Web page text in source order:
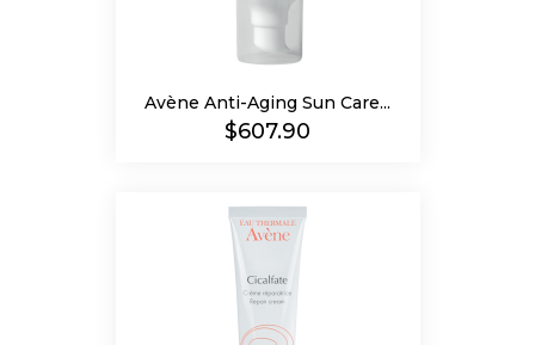
Avène Anti-Aging Sun Care...
Precio
$607.90